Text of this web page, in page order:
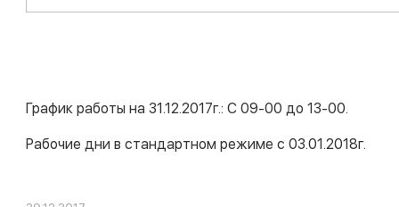
График работы на 31.12.2017г.: С 09-00 до 13-00.
Рабочие дни в стандартном режиме с 03.01.2018г.